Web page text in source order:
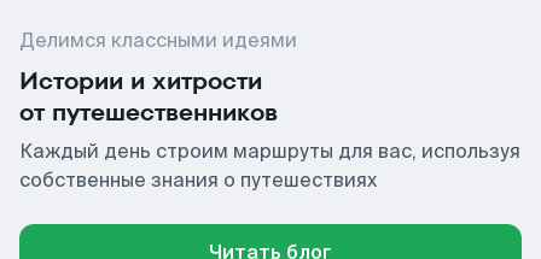
Делимся классными идеями
Истории и хитрости
от путешественников
Каждый день строим маршруты для вас, используя
собственные знания о путешествиях
Читать блог